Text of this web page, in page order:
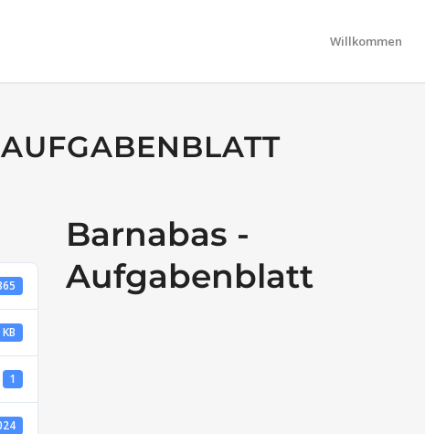
Willkommen
1
Barnabas -
Aufgabenblatt